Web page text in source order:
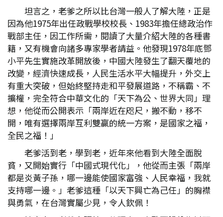
坦言之，老爹之所以比台灣一般人了解大陸，正是
因為他1975年出任政戰學校校長、1983年擔任總政治作
戰部主任，因工作所需，閱讀了大量介紹大陸的各種書
籍，又有機會向諸多專家學者請益。他發現1978年底鄧
小平先生實施改革開放後，中國大陸發生了翻天覆地的
改變，經濟快速成長，人民生活水平大幅提升，外交上
有重大突破，但始終堅持走和平發展道路，不稱霸、不
擴權，完全符合中華文化的「天下為公、世界大同」理
想，他從而公開表示「兩岸近在咫尺，搬不動，移不
開，唯有選擇兩岸互利雙贏的統一方案，是國家之福，
全民之福！」
老爹活到老，學到老，近年來他看到大陸全面脫
貧，又開始實行「中國式現代化」，他從而主張「兩岸
都是炎黃子孫，哪一邊能使國家富強、人民幸福，我就
支持哪一邊。」老爹這種「以天下興亡為己任」的胸襟
與勇氣，在台灣實屬少見，令人欽佩！